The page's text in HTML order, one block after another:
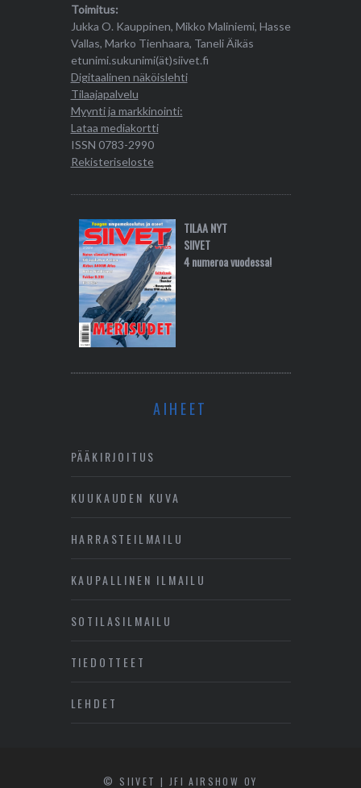
Toimitus:
Jukka O. Kauppinen, Mikko Maliniemi, Hasse
Vallas, Marko Tienhaara, Taneli Äikäs
etunimi.sukunimi(ät)siivet.fi
Digitaalinen näköislehti
Tilaajapalvelu
Myynti ja markkinointi:
Lataa mediakortti
ISSN 0783-2990
Rekisteriseloste
TILAA NYT
SIIVET
4 numeroa vuodessa!
AIHEET
PÄÄKIRJOITUS
KUUKAUDEN KUVA
HARRASTEILMAILU
KAUPALLINEN ILMAILU
SOTILASILMAILU
TIEDOTTEET
LEHDET
© SIIVET | JFI AIRSHOW OY